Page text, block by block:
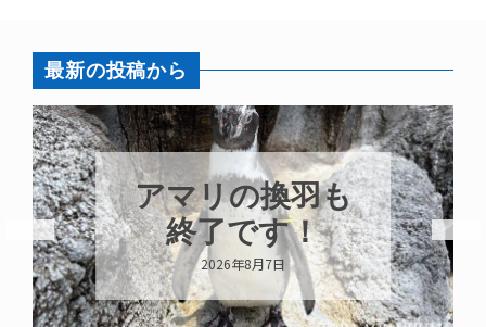
最新の投稿から
トビウオ幼魚展
示中！
2026年8月6日